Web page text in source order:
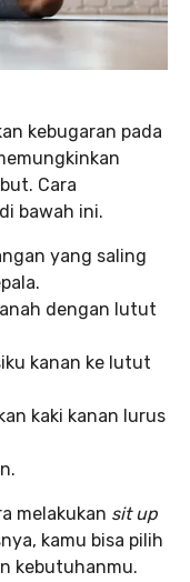
kebugaran pada
Cara
bawah ini.
yang saling
dengan lutut
kanan ke lutut
kaki kanan lurus
melakukan sit up
kamu bisa pilih
kebutuhanmu.